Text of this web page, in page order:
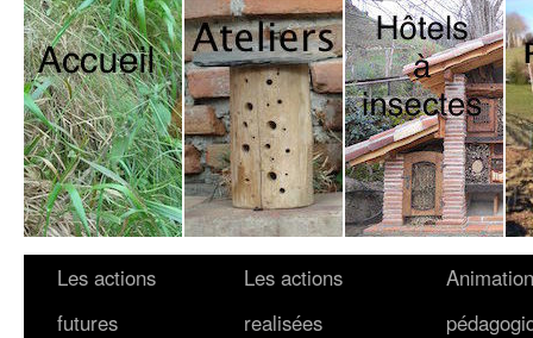
Les actions
futures
Les actions
realisées